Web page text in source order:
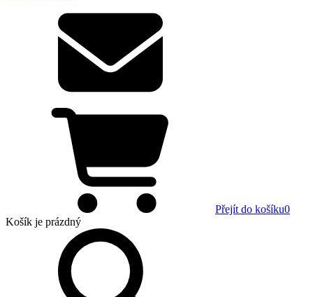
Přejít do košíku0
Košík je prázdný